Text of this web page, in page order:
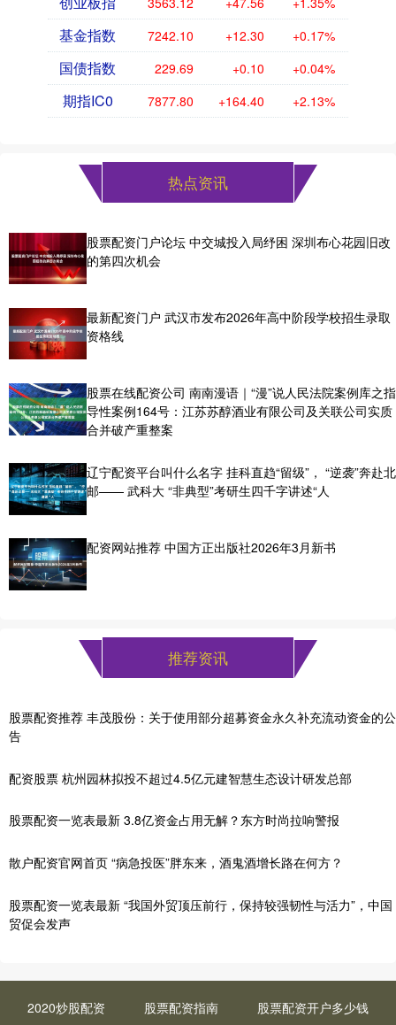
基金指数 7242.10 +12.30 +0.17%
国债指数 229.69 +0.10 +0.04%
期指IC0 7877.80 +164.40 +2.13%
热点资讯
股票配资门户论坛 中交城投入局纾困 深圳布心花园旧改
的第四次机会
最新配资门户 武汉市发布2026年高中阶段学校招生录取
资格线
股票在线配资公司 南南漫语｜“漫”说人民法院案例库之指
导性案例164号：江苏苏醇酒业有限公司及关联公司实质
合并破产重整案
辽宁配资平台叫什么名字 挂科直趋“留级”， “逆袭”奔赴北
邮—— 武科大 “非典型”考研生四千字讲述“人
配资网站推荐 中国方正出版社2026年3月新书
推荐资讯
股票配资推荐 丰茂股份：关于使用部分超募资金永久补充流动资金的公
告
配资股票 杭州园林拟投不超过4.5亿元建智慧生态设计研发总部
股票配资一览表最新 3.8亿资金占用无解？东方时尚拉响警报
散户配资官网首页 “病急投医”胖东来，酒鬼酒增长路在何方？
股票配资一览表最新 “我国外贸顶压前行，保持较强韧性与活力”，中国
贸促会发声
2020炒股配资 股票配资指南 股票配资开户多少钱